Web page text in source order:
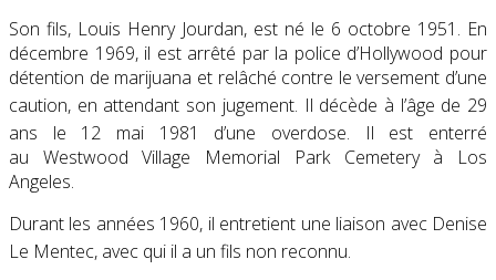
Son fils, Louis Henry Jourdan, est né le 6 octobre 1951. En
décembre 1969, il est arrêté par la police d’Hollywood pour
détention de marijuana et relâché contre le versement d’une
caution, en attendant son jugement. Il décède à l’âge de 29
ans le 12 mai 1981 d’une overdose. Il est enterré
au Westwood Village Memorial Park Cemetery à Los
Angeles.
Durant les années 1960, il entretient une liaison avec Denise
Le Mentec, avec qui il a un fils non reconnu.